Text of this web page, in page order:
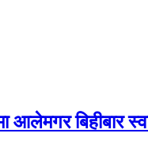
आलेमगर बिहीबार